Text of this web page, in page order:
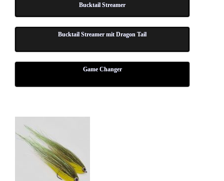
Buck­tail Streamer
Buck­tail Strea­mer mit Dra­gon Tail
Game Chan­ger